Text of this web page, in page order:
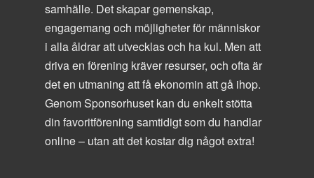
samhälle. Det skapar gemenskap,
engagemang och möjligheter för människor
i alla åldrar att utvecklas och ha kul. Men att
driva en förening kräver resurser, och ofta är
det en utmaning att få ekonomin att gå ihop.
Genom Sponsorhuset kan du enkelt stötta
din favoritförening samtidigt som du handlar
online – utan att det kostar dig något extra!